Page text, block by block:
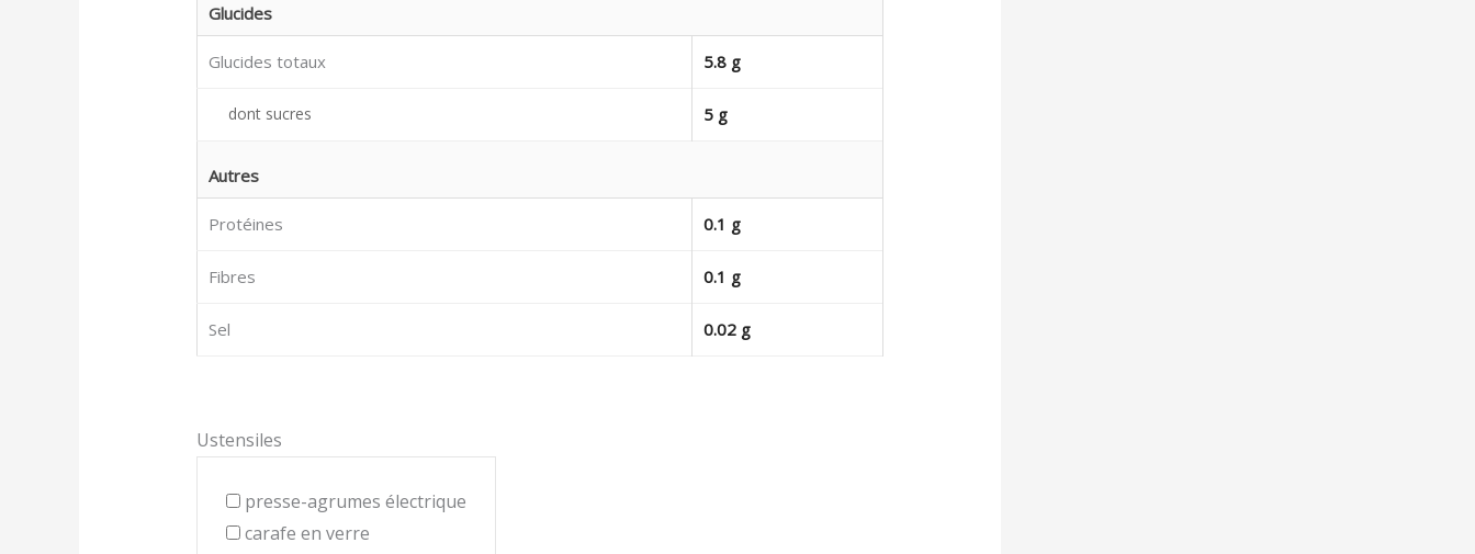
Glucides
Glucides totaux 5.8 g
dont sucres 5 g
Autres
Protéines 0.1 g
Fibres 0.1 g
Sel 0.02 g
Ustensiles
presse-agrumes électrique
carafe en verre